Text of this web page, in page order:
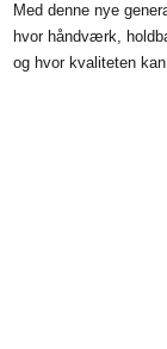
Med denne nye
hvor håndværk,
og hvor kvaliteten